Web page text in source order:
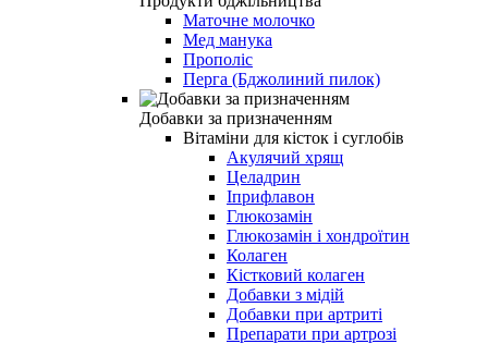
Маточне молочко
Мед манука
Прополіс
Перга (Бджолиний пилок)
Добавки за призначенням
Вітаміни для кісток і суглобів
Акулячий хрящ
Целадрин
Іприфлавон
Глюкозамін
Глюкозамін і хондроїтин
Колаген
Кістковий колаген
Добавки з мідій
Добавки при артриті
Препарати при артрозі